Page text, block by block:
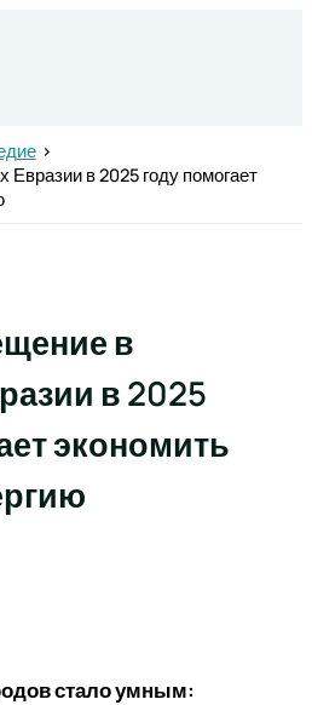
в 2025 году помогает
в
в 2025
экономить
стало умным: